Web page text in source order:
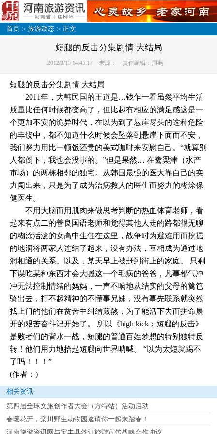
首页 >旅游动态 > 正文
短腿的反击分集剧情 大结局
2012/3/15 14:45:17 来源： 责任编辑：周燕
短腿的反击分集剧情 大结局
2011年，大韩民国的王道是…钱乍一看虽然平均生活
质量比任何时候都变高了，但比起有相应的满足感这是一
个更加不安的诡异时代，在以为到了悬崖尽头的这种危险
的丰饶中，都不知道什么时候会坠落到悬崖下面而不安，
我们努力用比一顿饭还贵的美式咖啡来安慰自己。“就算别
人都倒下，我也会没事的。”但是果然… 在鹭梁津（水产
市场）的两栋相邻的独宅。从韩国最强的医大靠自己的实
力闯出来，只是为了成为治病救人的医生而努力的糊涂保
健医生。
不用大脑而用肌肉来做思考判断的热血体育老师，看
起来有点二的善良国语老师和觉得其他人走的路都很无聊
的糊涂活泼的女高中生住在这里，战争时为避难用而挖掘
的地洞将两家人连结了起来，没有办法，互相成为通过地
洞相通的关系。以及，某天早上被赶到街上的家庭。 只剩
下误吃某种东西才会大喊这一个毛病的爸爸，凡事都气冲
冲无法控制情绪的妈妈，一声不响地从结实的父母的篱笆
骑出去，打不起精神的不懂事兄妹，没有事先联系就突然
找上门的他们在贫苦中纠结煎熬，为了能活下去而拼命展
开的艰苦奋斗记开始了。 所以《high kick：短腿的反击》
是败者们的背水一战，短腿的普通百姓梦想的特别独特反
转！他们用力地拾起短腿向世界呐喊。 “以为太短就踢不
了吗！！！”
(作者：)
相关资讯
第四届全球文旅创作者大会（方特站）活动启动
春暖花开，栾川野生动物园邀请你一起来踏春！
河南旅游资讯网与宝丰县签订旅游宣传战略合作协议